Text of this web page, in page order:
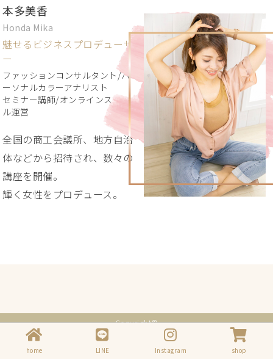
本多美香
Honda Mika
魅せるビジネスプロデューサ
ー
ファッションコンサルタント/パ
ーソナルカラーアナリスト
セミナー講師/オンラインスクー
ル運営
全国の商工会議所、地方自治
体などから招待され、数々の
講座を開催。
輝く女性をプロデュース。
home LINE Instagram shop
Copyright©
本多美香～Instagram＆婚活セミナー講師@福島＆魅せるプロデューサー～
2016 All Rights Reserved.